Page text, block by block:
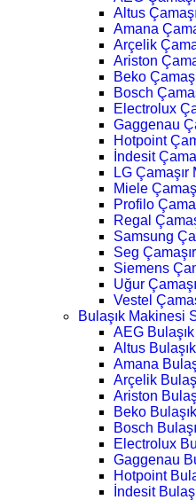
Altus
Amana
Arçelik
Ariston
Beko
Bosch
Electrolux
Gaggenau
Hotpoint
İndesit
LG
Miele
Profilo
Regal
Samsung
Seg
Siemens
Uğur
Vestel
Bulaşık Makinesi
AEG
Altus
Amana
Arçelik
Ariston
Beko
Bosch
Electrolux
Gaggenau
Hotpoint
İndesit